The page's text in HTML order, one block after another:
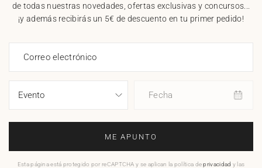
de todas nuestras novedades, ofertas exclusivas y concursos...
¡y además recibirás un 5€ de descuento en tu primer pedido!
Correo electrónico
Fecha
ME APUNTO
Esta página está protegido por reCAPTCHA y se aplican la política deprivacidad y las